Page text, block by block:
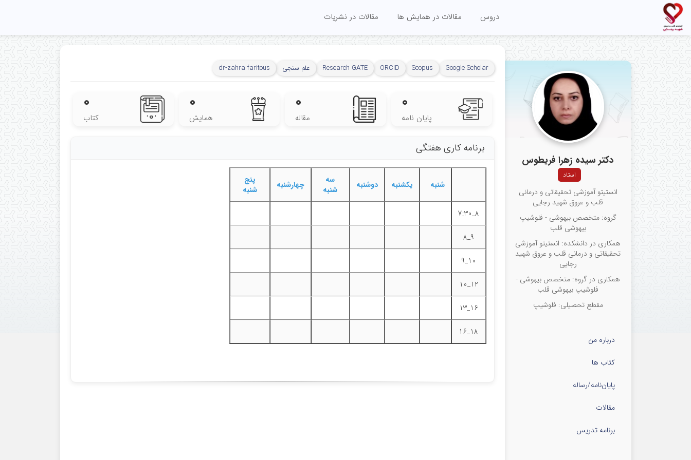
دروس مقالات در همایش ها مقالات در نشریات
دکتر سیده زهرا فریطوس
استاد
انستیتو آموزشی تحقیقاتی و درمانی
قلب و عروق شهید رجایی
گروه: متخصص بیهوشی - فلوشیپ
بیهوشی قلب
همکاری در دانشکده: انستیتو آموزشی
تحقیقاتی و درمانی قلب و عروق شهید
رجایی
همکاری در گروه: متخصص بیهوشی -
فلوشیپ بیهوشی قلب
مقطع تحصیلی: فلوشیپ
درباره من
کتاب ها
پایان‌نامه‌/رساله
مقالات
برنامه تدریس
Google Scholar
Scopus
ORCID
Research GATE علم سنجی dr-zahra faritous
۰
پایان نامه
۰
مقاله
۰
همایش
۰
کتاب
برنامه کاری هفتگی
شنبه یکشنبه دوشنبه
سه
شنبه
چهارشنبه
پنج
شنبه
8_7:30
9_8
10_9
12_10
16_13
18_16